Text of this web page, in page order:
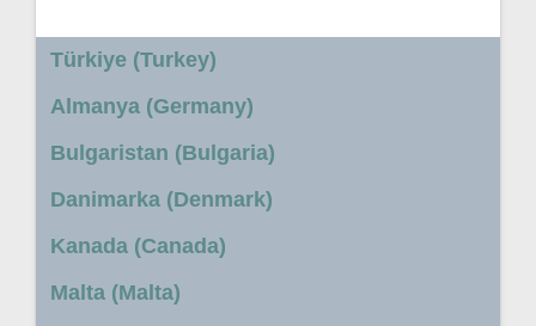
Türkiye (Turkey)
Almanya (Germany)
Bulgaristan (Bulgaria)
Danimarka (Denmark)
Kanada (Canada)
Malta (Malta)